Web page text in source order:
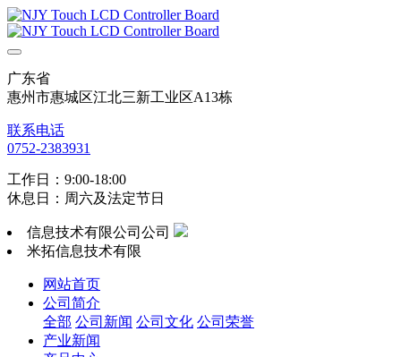
广东省
惠州市惠城区江北三新工业区A13栋
联系电话
0752-2383931
工作日：9:00-18:00
休息日：周六及法定节日
信息技术有限公司公司
米拓信息技术有限
网站首页
公司简介
全部 公司新闻 公司文化 公司荣誉
产业新闻